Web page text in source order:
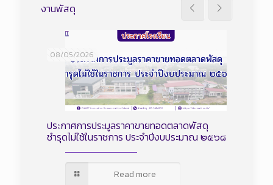
งานพัสดุ
08/05/2026
ประกาศการประมูลราคาขายทอดตลาดพัสดุ
ชำรุดไม่ใช้ในราชการ ประจำปีงบประมาณ ๒๕๖๘
Read more